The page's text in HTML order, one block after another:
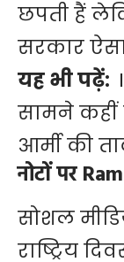
छपती हैं
सरकार
यह भी पढ़ें:
सामने कहीं
आर्मी की
नोटों पर
सोशल
राष्ट्रिय